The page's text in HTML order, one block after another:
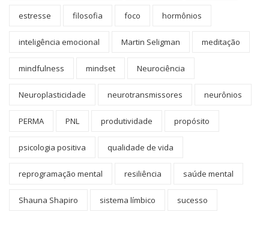
estresse filosofia foco hormônios
inteligência emocional Martin Seligman meditação
mindfulness mindset Neurociência
Neuroplasticidade neurotransmissores neurônios
PERMA PNL produtividade propósito
psicologia positiva qualidade de vida
reprogramação mental resiliência saúde mental
Shauna Shapiro sistema límbico sucesso